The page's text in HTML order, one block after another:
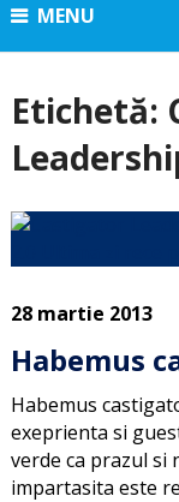
MENU
Etichetă:
28 martie 2013
Habemus
Habemus
exeprienta si
verde ca prazul si
impartasita este